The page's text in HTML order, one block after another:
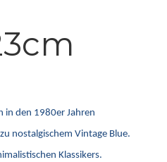
in den 1980er Jahren
nostalgischem Vintage Blue.
Klassikers.